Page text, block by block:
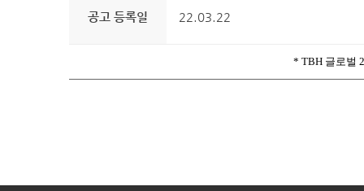
공고 등록일 22.03.22
* TBH 글로벌